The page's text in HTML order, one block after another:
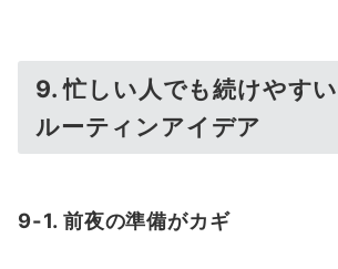
9. 忙しい人でも続けやす
ルーティンアイデア
9-1. 前夜の準備がカギ